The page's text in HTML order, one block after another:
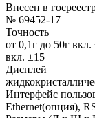
Внесен в
№ 69452-17
Точность
от 0,1г до 50г
вкл. ±15
Дисплей
Интерфейс
Ethernet(опция),